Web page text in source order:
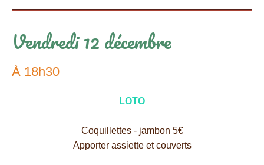
Vendredi 12 décembre
À 18h30
LOTO
Coquillettes - jambon 5€
Apporter assiette et couverts